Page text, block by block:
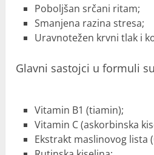
Poboljšan srčani ritam;
Smanjena razina stresa;
Uravnotežen krvni tlak i
Glavni sastojci u formuli
Vitamin B1 (tiamin);
Vitamin C (askorbinska
Ekstrakt maslinovog lista